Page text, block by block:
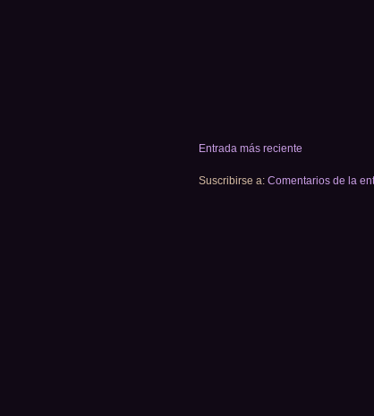
Entrada más reciente
Suscribirse a: Comentarios de la